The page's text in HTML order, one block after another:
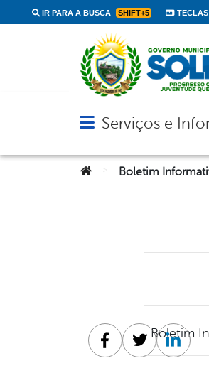
IR PARA A BUSCA SHIFT+5
Abrir menu principal de
Serviços e
Você está aqui:
Boletim
Boletim
Facebook
Twitter